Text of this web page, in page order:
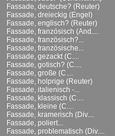
Fassade, deutsche? (Reuter)
Fassade, dreieckig (Engel)
Fassade, englisch? (Reuter)
Fassade, französisch (And....
Fassade, französisch?...
Fassade, französische...
Fassade, gezackt (C....
Fassade, gotisch? (C....
Fassade, große (C....
Fassade, holprige (Reuter)
Fassade, italienisch -...
Fassade, klassisch (C....
Fassade, kleine (C....
Fassade, kramerisch (Div....
Fassade, poliert...
Fassade, problematisch (Div....